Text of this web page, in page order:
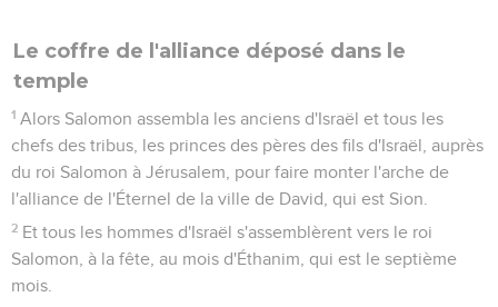
Le coffre de l'alliance déposé dans le
temple
1 Alors Salomon assembla les anciens d'Israël et tous les
chefs des tribus, les princes des pères des fils d'Israël, auprès
du roi Salomon à Jérusalem, pour faire monter l'arche de
l'alliance de l'Éternel de la ville de David, qui est Sion.
2 Et tous les hommes d'Israël s'assemblèrent vers le roi
Salomon, à la fête, au mois d'Éthanim, qui est le septième
mois.